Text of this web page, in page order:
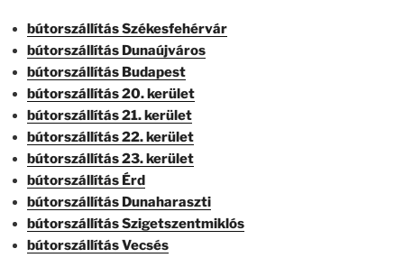
bútorszállítás Székesfehérvár
bútorszállítás Dunaújváros
bútorszállítás Budapest
bútorszállítás 20. kerület
bútorszállítás 21. kerület
bútorszállítás 22. kerület
bútorszállítás 23. kerület
bútorszállítás Érd
bútorszállítás Dunaharaszti
bútorszállítás Szigetszentmiklós
bútorszállítás Vecsés